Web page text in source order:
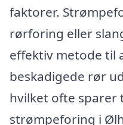
faktorer.
rørforing eller
effektiv metode til
beskadigede rør
hvilket ofte sparer
strømpeforing i